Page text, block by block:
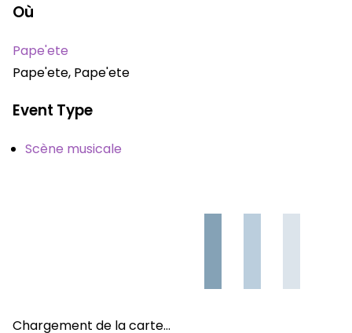
Où
Pape'ete
Pape'ete, Pape'ete
Event Type
Scène musicale
Chargement de la carte…